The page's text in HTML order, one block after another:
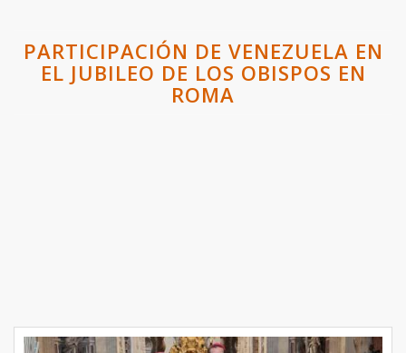
PARTICIPACIÓN DE VENEZUELA EN
EL JUBILEO DE LOS OBISPOS EN
ROMA